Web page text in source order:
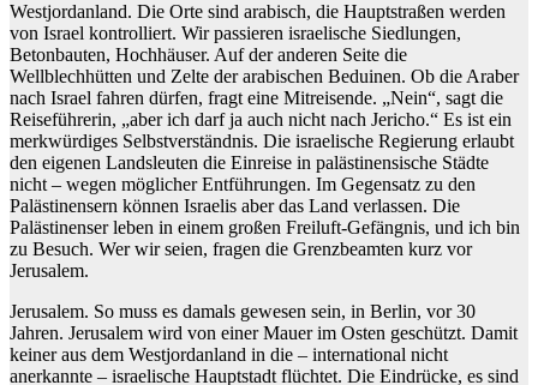
Westjordanland. Die Orte sind arabisch, die Hauptstraßen werden
von Israel kontrolliert. Wir passieren israelische Siedlungen,
Betonbauten, Hochhäuser. Auf der anderen Seite die
Wellblechhütten und Zelte der arabischen Beduinen. Ob die Araber
nach Israel fahren dürfen, fragt eine Mitreisende. „Nein“, sagt die
Reiseführerin, „aber ich darf ja auch nicht nach Jericho.“ Es ist ein
merkwürdiges Selbstverständnis. Die israelische Regierung erlaubt
den eigenen Landsleuten die Einreise in palästinensische Städte
nicht – wegen möglicher Entführungen. Im Gegensatz zu den
Palästinensern können Israelis aber das Land verlassen. Die
Palästinenser leben in einem großen Freiluft-Gefängnis, und ich bin
zu Besuch. Wer wir seien, fragen die Grenzbeamten kurz vor
Jerusalem.
Jerusalem. So muss es damals gewesen sein, in Berlin, vor 30
Jahren. Jerusalem wird von einer Mauer im Osten geschützt. Damit
keiner aus dem Westjordanland in die – international nicht
anerkannte – israelische Hauptstadt flüchtet. Die Eindrücke, es sind